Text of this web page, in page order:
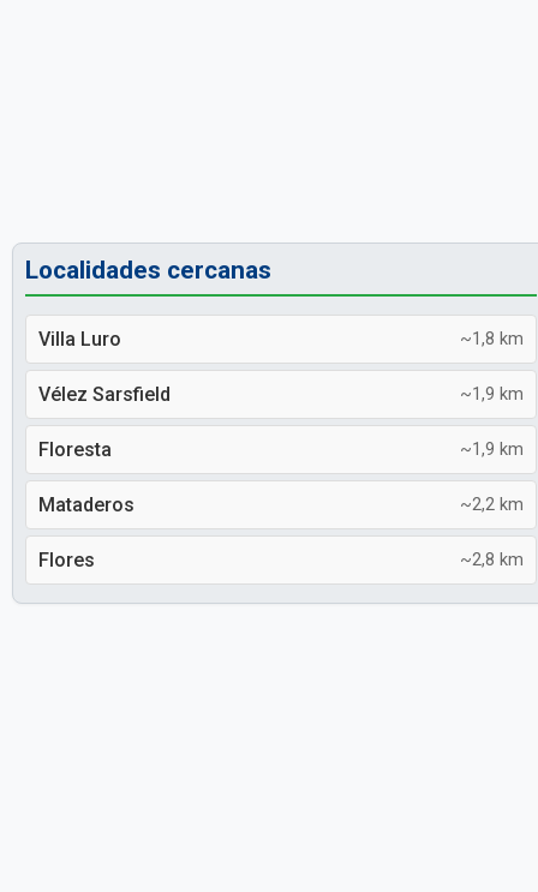
Localidades cercanas
Villa Luro ~1,8 km
Vélez Sarsfield ~1,9 km
Floresta ~1,9 km
Mataderos ~2,2 km
Flores ~2,8 km